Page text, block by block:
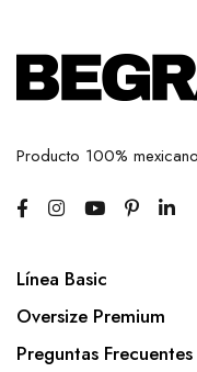
Producto 100%
Línea Basic
Oversize Premium
Preguntas Frecuentes